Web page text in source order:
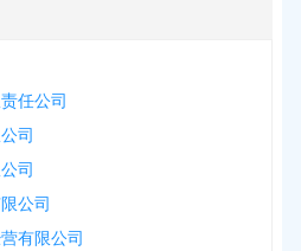
任公司
司
司
公司
有限公司